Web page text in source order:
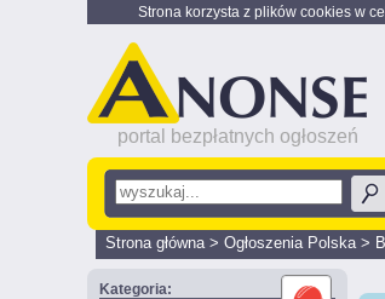
Strona korzysta z plików cookies w
portal bezpłatnych ogłoszeń
Strona główna> Ogłoszenia Polska>
Kategoria: